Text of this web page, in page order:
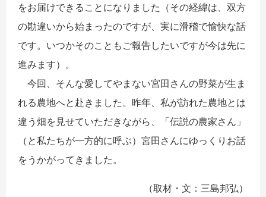
をお届けできることになりました（その経緯は、双方
の勘違いから始まったのですが、実に滑稽で愉快な話
です。いつかそのこともご報告したいですが今は先に
進みます）。
今回、そんな愛してやまない宮田さんの野菜が生ま
れる農地へと赴きました。昨年、私が訪れた農地とは
違う畑を見せていただきながら、「伝説の農家さん」
（と私たちが一方的に呼ぶ）宮田さんにゆっくりお話
をうかがってきました。
（取材・文：三島邦弘）